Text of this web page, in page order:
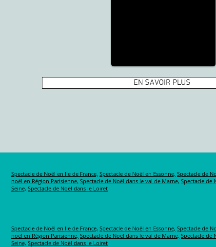
EN SAVOIR PLUS
Spectacle de Noël en Ile de France, Spectacle de Noël en Essonne, Spectacle de
noël en Région Parisienne, Spectacle de Noël dans le val de Marne, Spectacle de
Seine, Spectacle de Noël dans le Loiret
Spectacle de Noël en Ile de France, Spectacle de Noël en Essonne, Spectacle de
noël en Région Parisienne, Spectacle de Noël dans le val de Marne, Spectacle de
Seine, Spectacle de Noël dans le Loiret